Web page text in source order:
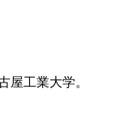
屋工業大学。